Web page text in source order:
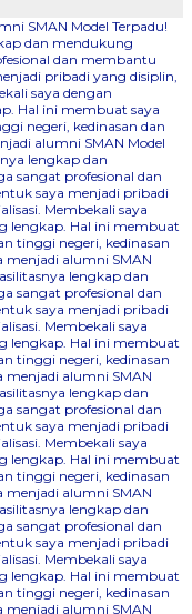
SMAN Model Terpadu!
dan mendukung
dan membantu
pribadi yang disiplin,
saya dengan
Hal ini membuat saya
negeri, kedinasan dan
alumni SMAN Model
lengkap dan
sangat profesional dan
saya menjadi pribadi
Membekali saya
lengkap. Hal ini membuat
tinggi negeri, kedinasan
menjadi alumni SMAN
lengkap dan
sangat profesional dan
saya menjadi pribadi
Membekali saya
lengkap. Hal ini membuat
tinggi negeri, kedinasan
menjadi alumni SMAN
lengkap dan
sangat profesional dan
saya menjadi pribadi
Membekali saya
lengkap. Hal ini membuat
tinggi negeri, kedinasan
menjadi alumni SMAN
lengkap dan
sangat profesional dan
saya menjadi pribadi
Membekali saya
lengkap. Hal ini membuat
tinggi negeri, kedinasan
menjadi alumni SMAN